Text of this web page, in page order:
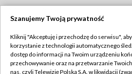
TVP
Abonament TVP
Regulamin
Szanujemy Twoją prywatność
Kliknij "Akceptuję i przechodzę do serwisu",
korzystanie z technologii automatycznego
dostęp do informacji na Twoim urządzeniu
przechowywanie oraz na przetwarzanie
nas, czyli Telewizję Polską S.A. w likwidacji